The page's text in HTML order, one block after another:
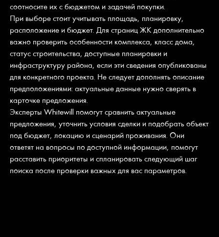
соотносите их с бюджетом и задачей покупки.
При выборе стоит учитывать площадь, планировку,
расположение и бюджет. Для страниц ЖК дополнительно
важно проверить особенности комплекса, класс дома,
статус строительства, доступные планировки и
инфраструктуру района, если эти сведения опубликованы
для конкретного проекта. Не следует дополнять описание
предположениями: актуальные данные нужно сверять в
карточке предложения.
Эксперты Whitewill помогут сравнить актуальные
предложения, уточнить условия сделки и подобрать объект
под бюджет, локацию и сценарий проживания. Они
ответят на вопросы по доступной информации, помогут
расставить приоритеты и спланировать следующий шаг
поиска после проверки важных для вас параметров.